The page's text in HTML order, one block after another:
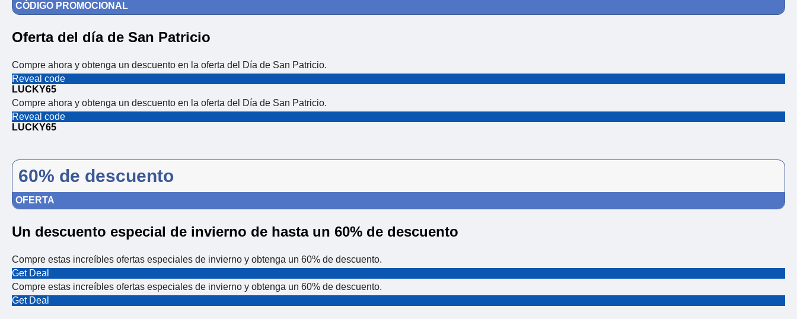
CÓDIGO PROMOCIONAL
Oferta del día de San Patricio
Compre ahora y obtenga un descuento en la oferta del Día de San Patricio.
Reveal code
LUCKY65
Compre ahora y obtenga un descuento en la oferta del Día de San Patricio.
Reveal code
LUCKY65
60% de descuento
OFERTA
Un descuento especial de invierno de hasta un 60% de descuento
Compre estas increíbles ofertas especiales de invierno y obtenga un 60% de descuento.
Get Deal
Compre estas increíbles ofertas especiales de invierno y obtenga un 60% de descuento.
Get Deal